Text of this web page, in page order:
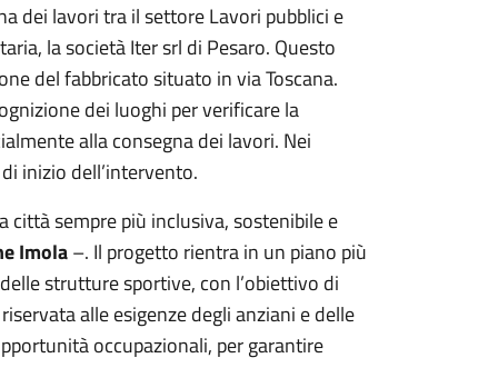
dei lavori tra il settore Lavori pubblici e
la società Iter srl di Pesaro. Questo
del fabbricato situato in via Toscana.
dei luoghi per verificare la
alla consegna dei lavori. Nei
inizio dell’intervento.
città sempre più inclusiva, sostenibile e
Imola–. Il progetto rientra in un piano più
strutture sportive, con l’obiettivo di
alle esigenze degli anziani e delle
occupazionali, per garantire